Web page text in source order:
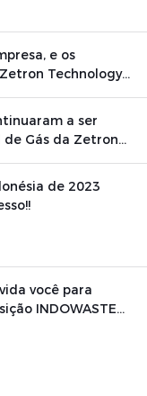
e os
Technology
a ser
de Gás da Zetron
de 2023
você para
INDOWASTE